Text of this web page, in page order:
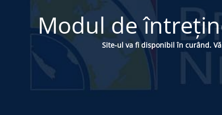
Modul de
Site-ul va fi disponibil în curând.